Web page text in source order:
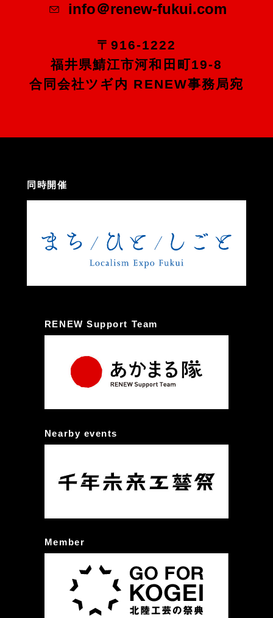
info＠renew-fukui.com
〒916-1222
福井県鯖江市河和田町19-8
合同会社ツギ内 RENEW事務局宛
同時開催
RENEW Support Team
Nearby events
Member